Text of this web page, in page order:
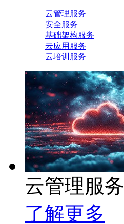
云管理服务
安全服务
基础架构服务
云应用服务
云培训服务
云管理服务
了解更多